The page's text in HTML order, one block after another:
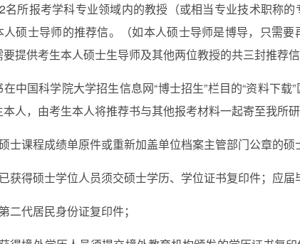
名所报考学科专业领域内的教授（或相当专业技术职称
人硕士导师的推荐信。（如本人硕士导师是博导，只需
提供考生本人硕士生导师及其他两位教授的共三封推荐信
中国科学院大学招生信息网“博士招生”栏目的“资料下
人，由考生本人将推荐书与其他报考材料一起寄至我所研
士课程成绩单原件或重新加盖单位档案主管部门公章的硕
已获得硕士学位人员须交硕士学历、学位证书复印件；应届
第二代居民身份证复印件；